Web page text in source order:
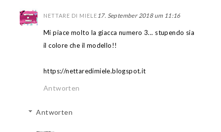
NETTARE DI MIELE17. September 2018 um 11:16
Mi piace molto la giacca numero 3... stupendo sia
il colore che il modello!!
https://nettaredimiele.blogspot.it
Antworten
Antworten